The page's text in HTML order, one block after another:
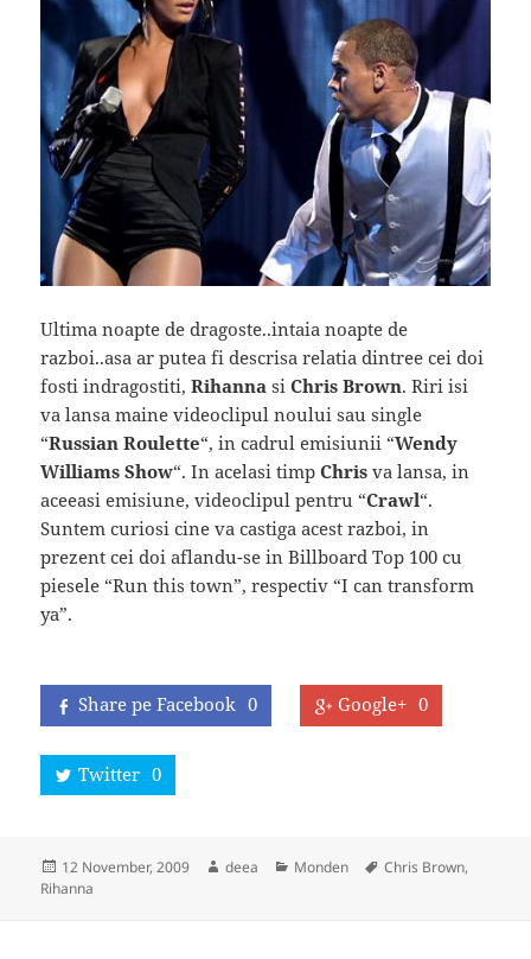
Ultima noapte de dragoste..intaia noapte de
razboi..asa ar putea fi descrisa relatia dintree cei doi
fosti indragostiti,Rihanna siChris Brown. Riri isi
va lansa maine videoclipul noului sau single
“Russian Roulette“, in cadrul emisiunii “Wendy
Williams Show“. In acelasi timpChris va lansa, in
aceeasi emisiune, videoclipul pentru “Crawl“.
Suntem curiosi cine va castiga acest razboi, in
prezent cei doi aflandu-se in Billboard Top 100 cu
piesele “Run this town”, respectiv “I can transform
ya”.
Share pe Facebook 0 Google+ 0
Twitter 0
Posted
on
12 November, 2009 Author
deea Categories
Monden Tags
Chris Brown,
Rihanna